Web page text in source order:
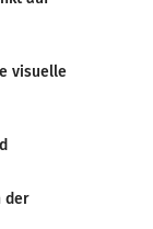
visuelle
der